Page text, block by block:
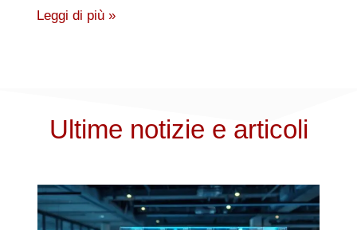
Leggi di più »
Ultime notizie e articoli